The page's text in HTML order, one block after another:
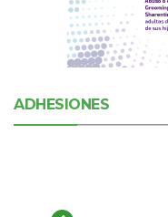
ADHESIONES